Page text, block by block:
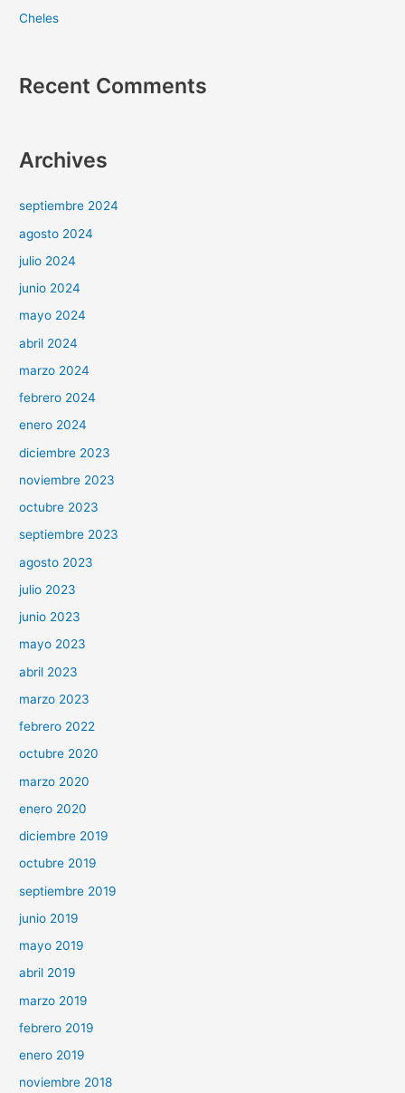
Cheles
Recent Comments
Archives
septiembre 2024
agosto 2024
julio 2024
junio 2024
mayo 2024
abril 2024
marzo 2024
febrero 2024
enero 2024
diciembre 2023
noviembre 2023
octubre 2023
septiembre 2023
agosto 2023
julio 2023
junio 2023
mayo 2023
abril 2023
marzo 2023
febrero 2022
octubre 2020
marzo 2020
enero 2020
diciembre 2019
octubre 2019
septiembre 2019
junio 2019
mayo 2019
abril 2019
marzo 2019
febrero 2019
enero 2019
noviembre 2018